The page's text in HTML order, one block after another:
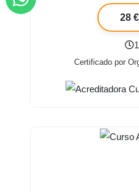
28 €
Certificado por